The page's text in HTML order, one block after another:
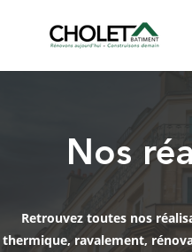
Nos
Retrouvez toutes nos
thermique, ravalement,